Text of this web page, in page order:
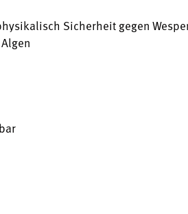
Sicherheit gegen